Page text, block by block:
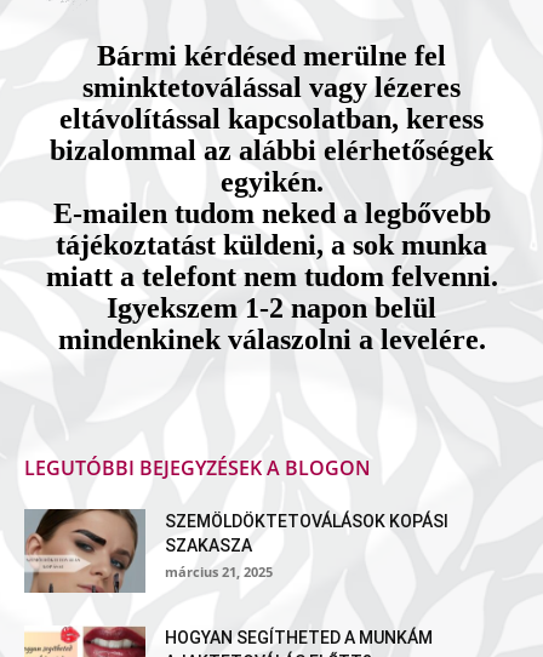
Bármi kérdésed merülne fel
sminktetoválással vagy lézeres
eltávolítással kapcsolatban, keress
bizalommal az alábbi elérhetőségek
egyikén.
E-mailen tudom neked a legbővebb
tájékoztatást küldeni, a sok munka
miatt a telefont nem tudom felvenni.
Igyekszem 1-2 napon belül
mindenkinek válaszolni a levelére.
LEGUTÓBBI BEJEGYZÉSEK A BLOGON
SZEMÖLDÖKTETOVÁLÁSOK KOPÁSI
SZAKASZA
március 21, 2025
HOGYAN SEGÍTHETED A MUNKÁM